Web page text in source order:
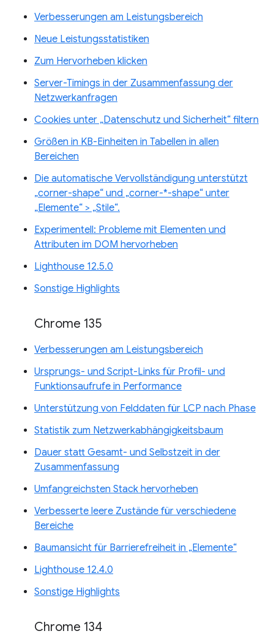
Verbesserungen am Leistungsbereich
Neue Leistungsstatistiken
Zum Hervorheben klicken
Server-Timings in der Zusammenfassung der
Netzwerkanfragen
Cookies unter „Datenschutz und Sicherheit“ filtern
Größen in KB-Einheiten in Tabellen in allen
Bereichen
Die automatische Vervollständigung unterstützt
„corner-shape“ und „corner-*-shape“ unter
„Elemente“ > „Stile“.
Experimentell: Probleme mit Elementen und
Attributen im DOM hervorheben
Lighthouse 12.5.0
Sonstige Highlights
Chrome 135
Verbesserungen am Leistungsbereich
Ursprungs- und Script-Links für Profil- und
Funktionsaufrufe in Performance
Unterstützung von Felddaten für LCP nach Phase
Statistik zum Netzwerkabhängigkeitsbaum
Dauer statt Gesamt- und Selbstzeit in der
Zusammenfassung
Umfangreichsten Stack hervorheben
Verbesserte leere Zustände für verschiedene
Bereiche
Baumansicht für Barrierefreiheit in „Elemente“
Lighthouse 12.4.0
Sonstige Highlights
Chrome 134